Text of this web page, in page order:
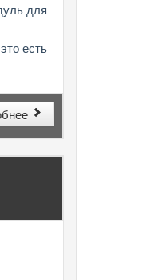
для
есть